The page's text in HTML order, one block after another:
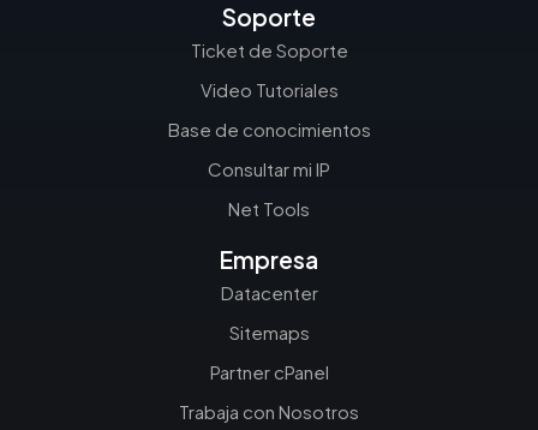
Soporte
Ticket de Soporte
Video Tutoriales
Base de conocimientos
Consultar mi IP
Net Tools
Empresa
Datacenter
Sitemaps
Partner cPanel
Trabaja con Nosotros